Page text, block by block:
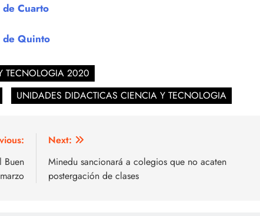
Cuarto
de Quinto
TECNOLOGIA 2020
UNIDADES DIDACTICAS CIENCIA Y TECNOLOGIA
Buen
Next:
Minedu sancionará a colegios que no acaten
postergación de clases